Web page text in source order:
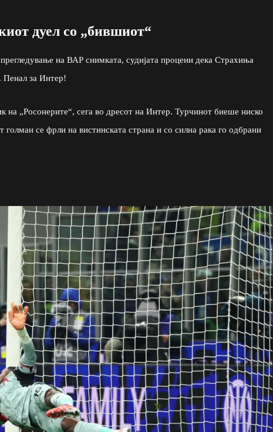
дуел со „бившиот“
на ВАР снимката, судијата процени дека Страхиња
Пенал за Интер!
на „Росонерите“, сега во дресот на Интер. Турчинот биеше ниско
се фрли на вистинската страна и со силна рака го одбрани